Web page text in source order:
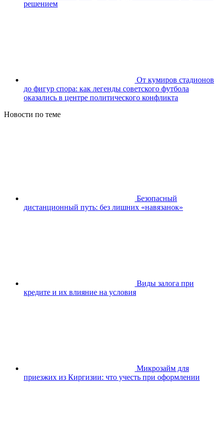
решением
От кумиров стадионов
до фигур спора: как легенды советского футбола
оказались в центре политического конфликта
Новости по теме
Безопасный
дистанционный путь: без лишних «навязанок»
Виды залога при
кредите и их влияние на условия
Микрозайм для
приезжих из Киргизии: что учесть при оформлении